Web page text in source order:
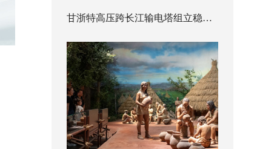
甘浙特高压跨长江输电塔组立稳步推进